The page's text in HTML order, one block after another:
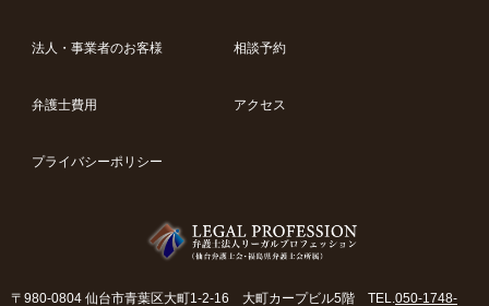
法人・事業者のお客様 相談予約
弁護士費用 アクセス
プライバシーポリシー
〒980-0804 仙台市青葉区大町1-2-16 大町カープビル5階 TEL.050-1748-